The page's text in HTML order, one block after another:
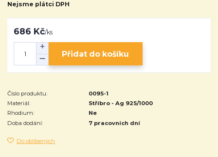
Nejsme plátci DPH
686 Kč/ks
Přidat do košíku
Číslo produktu:
0095-1
Materiál:
Stříbro - Ag 925/1000
Rhodium:
Ne
Doba dodání:
7 pracovních dní
Do oblíbených